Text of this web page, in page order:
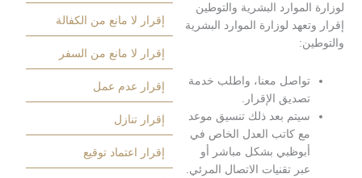
البشرية والتوطين
لوزارة الموارد البشرية
معنا، واطلب خدمة
الإقرار.
بعد ذلك تنسيق موعد
كاتب العدل الخاص في
بشكل مباشر أو
تقنيات الاتصال المرئي.
إقرار لا مانع من الكفالة
إقرار لا مانع من السفر
إقرار عدم عمل
إقرار تنازل
إقرار اعتماد توقيع